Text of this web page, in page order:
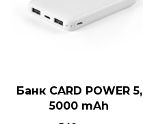
Банк CARD POWER 5,
5000 mAh